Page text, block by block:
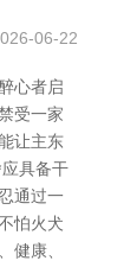
06-22
心者启
受一家
让主东
具备干
通过一
怕火犬
健康、